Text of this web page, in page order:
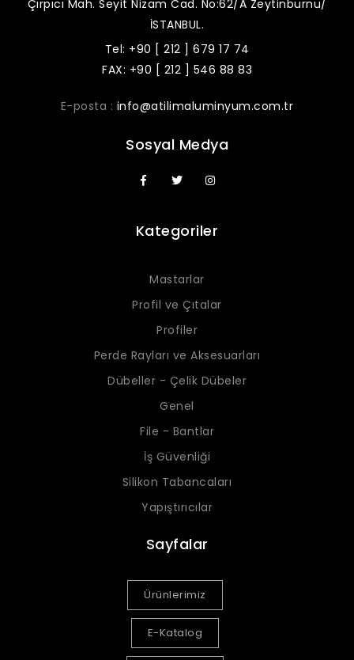
Çırpıcı Mah. Seyit Nizam Cad. No:62/A Zeytinburnu/
İSTANBUL.
Tel: +90 [ 212 ] 679 17 74
FAX: +90 [ 212 ] 546 88 83
E-posta : info@atilimaluminyum.com.tr
Sosyal Medya
Kategoriler
Mastarlar
Profil ve Çıtalar
Profiler
Perde Rayları ve Aksesuarları
Dübeller - Çelik Dübeler
Genel
File - Bantlar
İş Güvenliği
Silikon Tabancaları
Yapıştırıcılar
Sayfalar
Ürünlerimiz
E-Katalog